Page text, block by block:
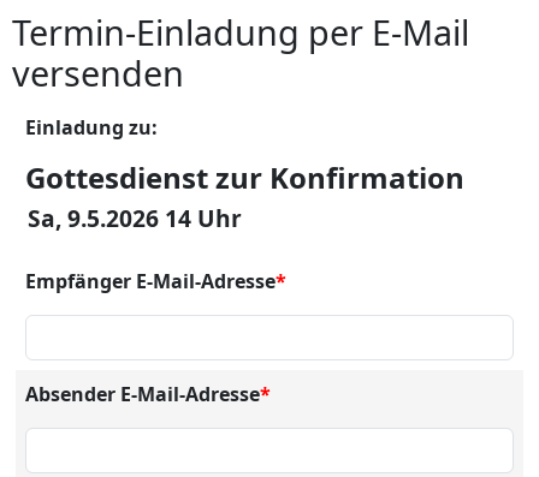
Termin-Einladung per E-Mail
versenden
Einladung zu:
Gottesdienst zur Konfirmation
Sa, 9.5.2026 14 Uhr
Empfänger E-Mail-Adresse*
Absender E-Mail-Adresse*